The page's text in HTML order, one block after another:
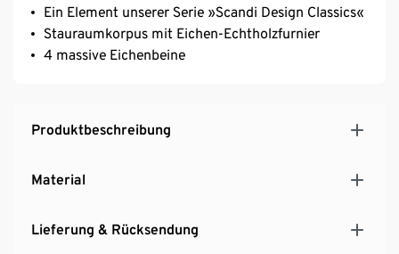
Ein Element unserer Serie »Scandi Design Classics«
Stauraumkorpus mit Eichen-Echtholzfurnier
4 massive Eichenbeine
Produktbeschreibung
Material
Lieferung & Rücksendung